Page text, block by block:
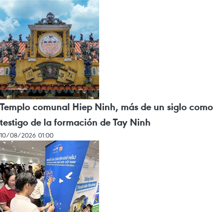
Templo comunal Hiep Ninh, más de un siglo como
testigo de la formación de Tay Ninh
10/08/2026 01:00